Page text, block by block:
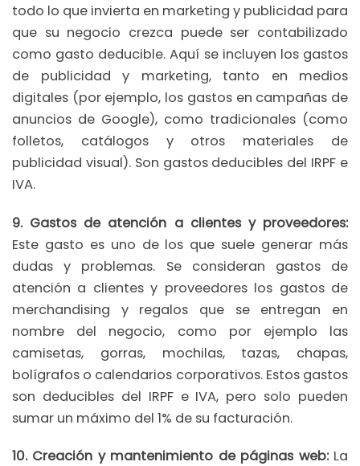
todo lo que invierta en marketing y publicidad para
que su negocio crezca puede ser contabilizado
como gasto deducible. Aquí se incluyen los gastos
de publicidad y marketing, tanto en medios
digitales (por ejemplo, los gastos en campañas de
anuncios de Google), como tradicionales (como
folletos, catálogos y otros materiales de
publicidad visual). Son gastos deducibles del IRPF e
IVA.
9. Gastos de atención a clientes y proveedores:
Este gasto es uno de los que suele generar más
dudas y problemas. Se consideran gastos de
atención a clientes y proveedores los gastos de
merchandising y regalos que se entregan en
nombre del negocio, como por ejemplo las
camisetas, gorras, mochilas, tazas, chapas,
bolígrafos o calendarios corporativos. Estos gastos
son deducibles del IRPF e IVA, pero solo pueden
sumar un máximo del 1% de su facturación.
10. Creación y mantenimiento de páginas web:La